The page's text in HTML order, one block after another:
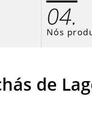
04.
Nós
de